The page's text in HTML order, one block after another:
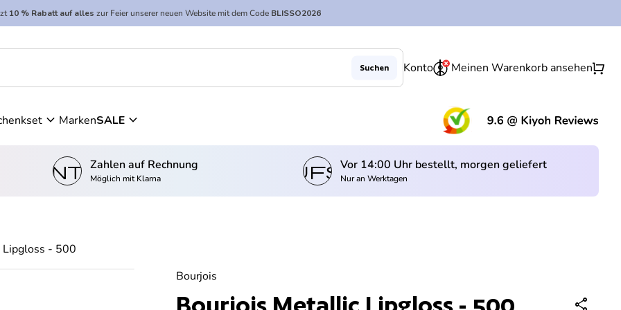
add
10 % Rabatt auf alles zur Feier unserer neuen Website mit dem Code BLISSO2026
Suchen Konto Meinen Warenkorb ansehenshopping_cart
expand_more MarkenSALE expand_more
Zahlen auf Rechnung
Möglich mit Klarna einkaufswagenVor 14:00 Uhr bestellt, morgen geliefert
Nur an Werktagen
- 500
Bourjois
share